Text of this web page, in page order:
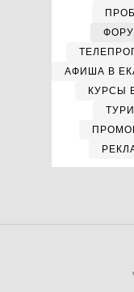
АФИША В
КУРСЫ